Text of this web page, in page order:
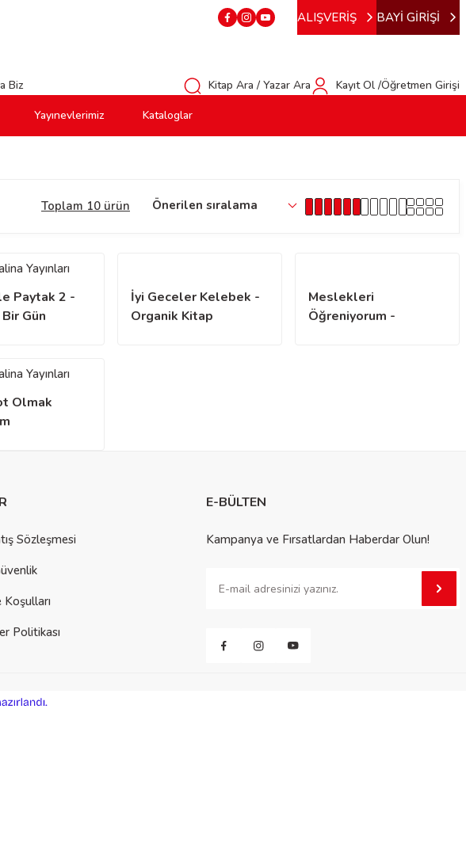
ALIŞVERİŞ BAYİ GİRİŞİ
Biz Kitap Ara / Yazar Ara
Kayıt Ol /Öğretmen Girişi
Yayınevlerimiz
Kataloglar
Toplam 10 ürün
Yayınları
Paytak 2 -
Bir Gün
İyi Geceler Kelebek -
Organik Kitap
Meslekleri
Öğreniyorum -
Yayınları
Olmak
Sözleşmesi
Politikası
E-BÜLTEN
Kampanya ve Fırsatlardan Haberdar Olun!